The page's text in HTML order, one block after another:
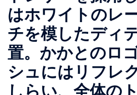
はホワイトのレ
チを模したディ
置。かかとのロ
シュにはリフレ
しらい、全体の